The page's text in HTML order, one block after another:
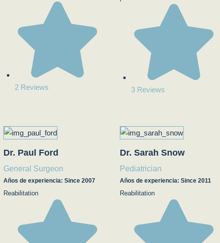
2 Reviews 3 Reviews
Dr. Paul Ford
General Surgeon
Años de experiencia: Since 2007
Reabilitation
Dr. Sarah Snow
Pediatrician
Años de experiencia: Since 2011
Reabilitation